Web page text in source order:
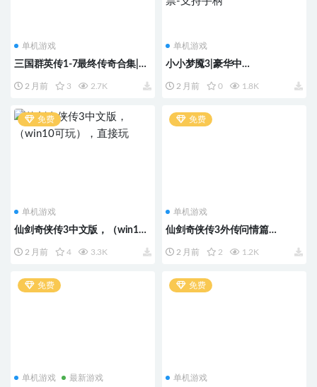
单机游戏
三国群英传1-7最终传奇合集|豪
2 月前 3 2.7K
单机游戏
小小梦魇3|豪华中
DLC+全DLC+漩涡的秘密扩充
2 月前 0 1.8K
免费
单机游戏
仙剑奇侠传3中文版，（win10
2 月前 4 3.3K
免费
单机游戏
仙剑奇侠传3外传问情篇
2 月前 2 1.2K
免费
单机游戏 最新游戏
免费
单机游戏